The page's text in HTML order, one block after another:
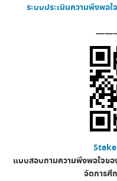
ระบบประเมินความพึงพอใ
แบบสอบถามความพึงพอใจขอ
จัดการศึ